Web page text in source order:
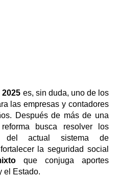
es, sin duda, uno de los
las empresas y contadores
Después de más de una
busca resolver los
del actual sistema de
la seguridad social
que conjuga aportes
el Estado.